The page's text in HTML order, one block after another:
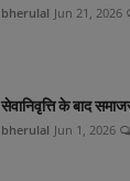
bherulal Jun 21, 2026
सेवानिवृत्ति के बाद
bherulal Jun 1, 2026